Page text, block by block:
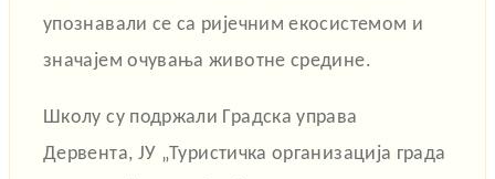
упознавали се са ријечним екосистемом и
значајем очувања животне средине.
Школу су подржали Градска управа
Дервента, ЈУ „Туристичка организација града